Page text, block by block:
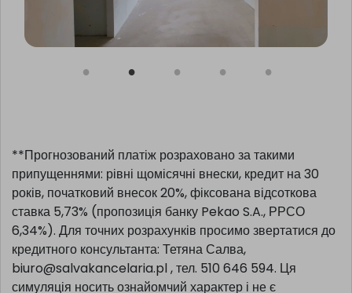
**Прогнозований платіж розраховано за такими
припущеннями: рівні щомісячні внески, кредит на 30
років, початковий внесок 20%, фіксована відсоткова
ставка 5,73% (пропозиція банку Pekao S.A., РРСО
6,34%). Для точних розрахунків просимо звертатися до
кредитного консультанта: Тетяна Салва,
biuro@salvakancelaria.pl , тел. 510 646 594. Ця
симуляція носить ознайомчий характер і не є